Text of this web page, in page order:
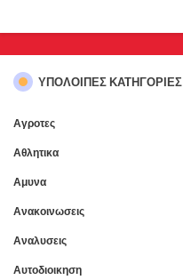
ΥΠΌΛΟΙΠΕΣ ΚΑΤΗΓΟΡΊΕΣ
Αγροτες
Αθλητικα
Αμυνα
Ανακοινωσεις
Αναλυσεις
Αυτοδιοικηση